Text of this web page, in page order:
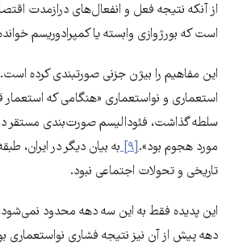
از آنکه نتیجه فعل و انفعال‌های درازمدت
است که بورژوازی وابسته یا کمپرادوریسم
این مفاهیم را بیژن جزنی صورتبندی کرده
استعماری و نواستعماری «هنگامی که
سلطه گذاشت، فئودالیسم صورت‌بندی مستقر
مورد هجوم بود».[۹]
به بیان دیگر در ایران،
تاریخی و تحولات اجتماعی نبود.
این پدیده فقط به این سه دهه محدود
دهه پیش از آن نیز نتیجه فشاری نواستعماری